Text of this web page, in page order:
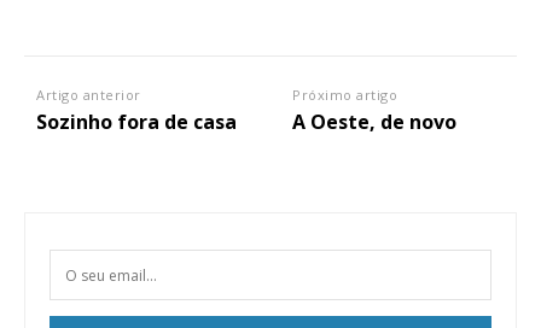
Artigo anterior
Sozinho fora de casa
Próximo artigo
A Oeste, de novo